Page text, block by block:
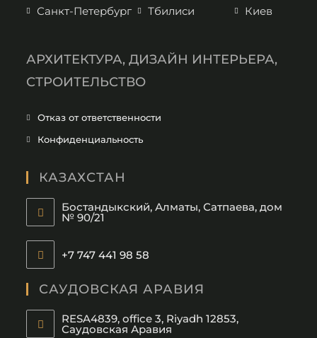
Санкт-Петербург
Тбилиси Киев
АРХИТЕКТУРА, ДИЗАЙН ИНТЕРЬЕРА,
СТРОИТЕЛЬСТВО
Отказ от ответственности
Конфиденциальность
КАЗАХСТАН
Бостандыкский, Алматы, Сатпаева, дом
№ 90/21
+7 747 441 98 58
САУДОВСКАЯ АРАВИЯ
RESA4839, office 3, Riyadh 12853,
Саудовская Аравия